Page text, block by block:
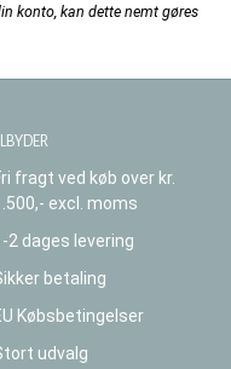
konto, kan dette nemt gøres
fragt ved køb over kr.
excl. moms
2 dages levering
betaling
Købsbetingelser
udvalg